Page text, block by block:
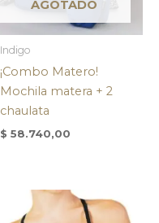
AGOTADO
Indigo
¡Combo Matero!
Mochila matera + 2
chaulata
$ 58.740,00